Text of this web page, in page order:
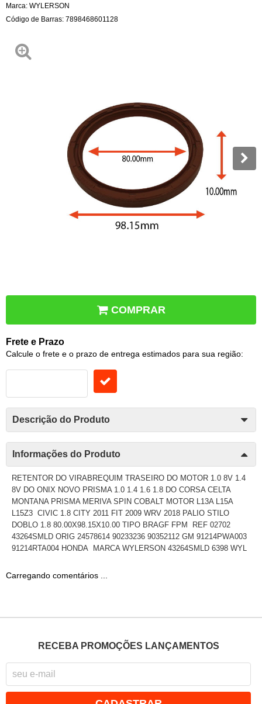
Marca: WYLERSON
Código de Barras: 7898468601128
COMPRAR
Frete e Prazo
Calcule o frete e o prazo de entrega estimados para sua região:
Descrição do Produto
Informações do Produto
RETENTOR DO VIRABREQUIM TRASEIRO DO MOTOR 1.0 8V 1.4
8V DO ONIX NOVO PRISMA 1.0 1.4 1.6 1.8 DO CORSA CELTA
MONTANA PRISMA MERIVA SPIN COBALT MOTOR L13A L15A
L15Z3 CIVIC 1.8 CITY 2011 FIT 2009 WRV 2018 PALIO STILO
DOBLO 1.8 80.00X98.15X10.00 TIPO BRAGF FPM REF 02702
43264SMLD ORIG 24578614 90233236 90352112 GM 91214PWA003
91214RTA004 HONDA MARCA WYLERSON 43264SMLD 6398 WYL
Carregando comentários ...
RECEBA PROMOÇÕES LANÇAMENTOS